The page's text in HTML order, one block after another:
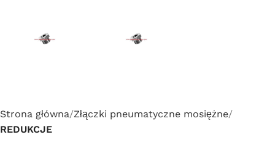
Strona główna Złączki pneumatyczne mosiężne
REDUKCJE